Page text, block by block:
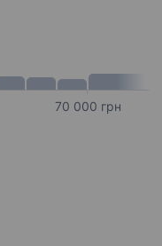
70 000 грн